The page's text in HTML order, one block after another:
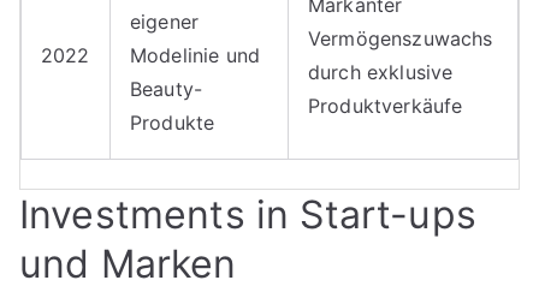
2022
eigener
Modelinie und
Beauty-
Produkte
Markanter
Vermögenszuwachs
durch exklusive
Produktverkäufe
Investments in Start-ups
und Marken